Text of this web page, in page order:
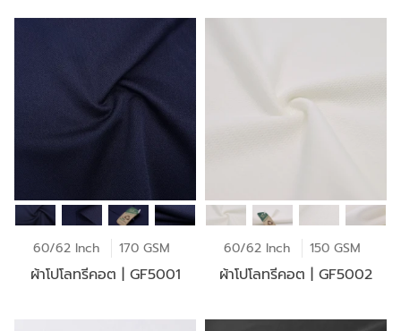
60/62 Inch 170 GSM
ผ้าโปโลทรีคอต | GF5001
60/62 Inch 150 GSM
ผ้าโปโลทรีคอต | GF5002